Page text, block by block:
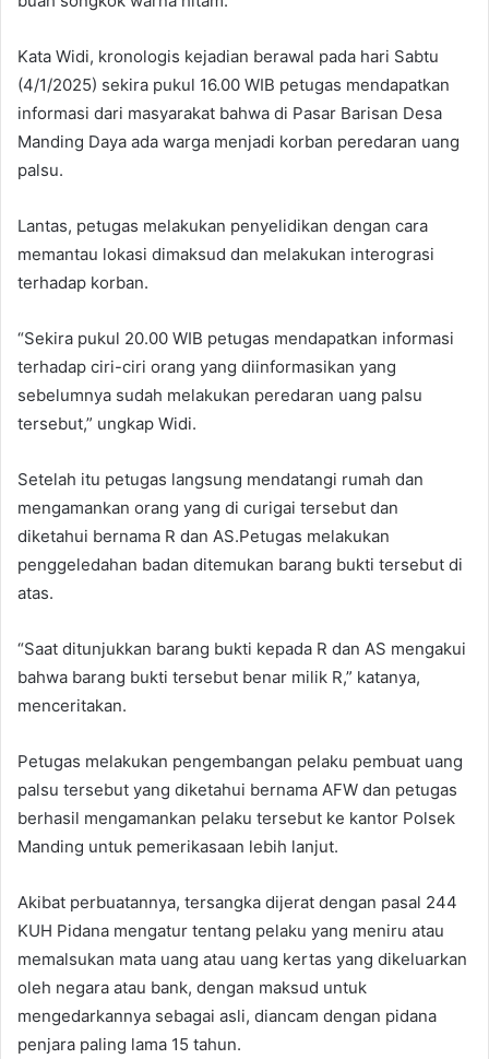
Kata Widi, kronologis kejadian berawal pada hari Sabtu
(4/1/2025) sekira pukul 16.00 WIB petugas mendapatkan
informasi dari masyarakat bahwa di Pasar Barisan Desa
Manding Daya ada warga menjadi korban peredaran uang
palsu.
Lantas, petugas melakukan penyelidikan dengan cara
memantau lokasi dimaksud dan melakukan interograsi
terhadap korban.
“Sekira pukul 20.00 WIB petugas mendapatkan informasi
terhadap ciri-ciri orang yang diinformasikan yang
sebelumnya sudah melakukan peredaran uang palsu
tersebut,” ungkap Widi.
Setelah itu petugas langsung mendatangi rumah dan
mengamankan orang yang di curigai tersebut dan
diketahui bernama R dan AS.Petugas melakukan
penggeledahan badan ditemukan barang bukti tersebut di
atas.
“Saat ditunjukkan barang bukti kepada R dan AS mengakui
bahwa barang bukti tersebut benar milik R,” katanya,
menceritakan.
Petugas melakukan pengembangan pelaku pembuat uang
palsu tersebut yang diketahui bernama AFW dan petugas
berhasil mengamankan pelaku tersebut ke kantor Polsek
Manding untuk pemerikasaan lebih lanjut.
Akibat perbuatannya, tersangka dijerat dengan pasal 244
KUH Pidana mengatur tentang pelaku yang meniru atau
memalsukan mata uang atau uang kertas yang dikeluarkan
oleh negara atau bank, dengan maksud untuk
mengedarkannya sebagai asli, diancam dengan pidana
penjara paling lama 15 tahun.